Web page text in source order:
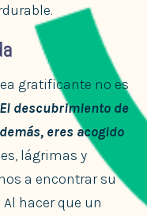
gratificante no es
El descubrimiento de
eres acogido
lágrimas y
a encontrar su
hacer que un